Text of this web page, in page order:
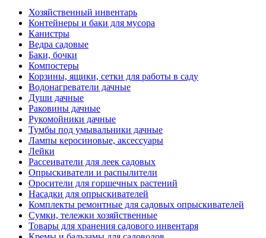
Хозяйственный инвентарь
Контейнеры и баки для мусора
Канистры
Ведра садовые
Баки, бочки
Компостеры
Корзины, ящики, сетки для работы в саду
Водонагреватели дачные
Души дачные
Раковины дачные
Рукомойники дачные
Тумбы под умывальники дачные
Лампы керосиновые, аксессуары
Лейки
Рассеиватели для леек садовых
Опрыскиватели и распылители
Оросители для горшечных растений
Насадки для опрыскивателей
Комплекты ремонтные для садовых опрыскивателей
Сумки, тележки хозяйственные
Товары для хранения садового инвентаря